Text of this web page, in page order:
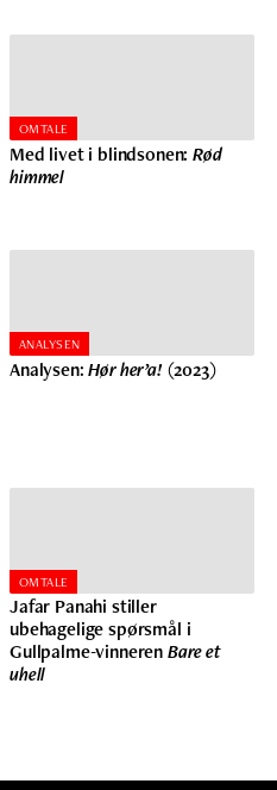
OMTALE
Med livet i blindsonen:Rød
himmel
ANALYSEN
Analysen: Hør her’a!(2023)
OMTALE
Jafar Panahi stiller
ubehagelige spørsmål i
Gullpalme-vinnerenBare et
uhell